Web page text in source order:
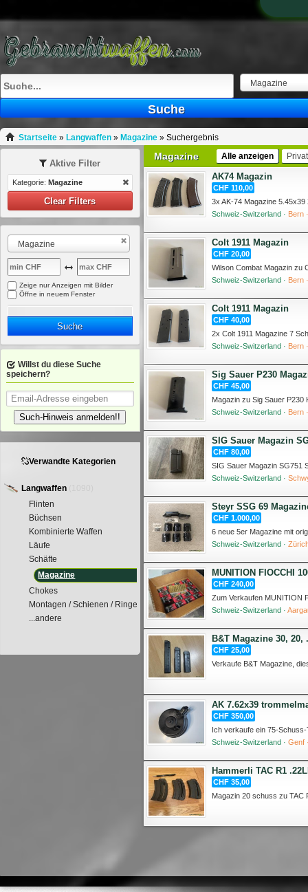
Magazine
Suche
Startseite» Langwaffen» Magazine» Suchergebnis
Magazine Alle anzeigen
AK74 Magazin
CHF 110,00
Schweiz-Switzerland · Bern
Colt 1911 Magazin
CHF 20,00
Schweiz-Switzerland · Bern
Colt 1911 Magazin
CHF 40,00
Schweiz-Switzerland · Bern
Sig Sauer P230
CHF 45,00
Schweiz-Switzerland · Bern
SIG Sauer Magazin
CHF 80,00
SIG Sauer Magazin SG751
Schweiz-Switzerland ·
Steyr SSG 69
CHF 1.000,00
6 neue 5er Magazine mit
Schweiz-Switzerland ·
MUNITION FIOCCHI
CHF 240,00
Schweiz-Switzerland ·
B&T Magazine 30, 20,
CHF 25,00
AK 7.62x39
CHF 350,00
Schweiz-Switzerland · Genf
Hammerli TAC R1
CHF 35,00
Aktive Filter
Kategorie: Magazine
Clear Filters
Magazine
Zeige nur Anzeigen mit Bilder
Öffne in neuem Fenster
Suche
Willst du diese Suche
speichern?
Such-Hinweis anmelden!!
Verwandte Kategorien
Langwaffen
Flinten
Büchsen
Kombinierte Waffen
Läufe
Schäfte
Magazine
Chokes
Montagen / Schienen / Ringe
...andere